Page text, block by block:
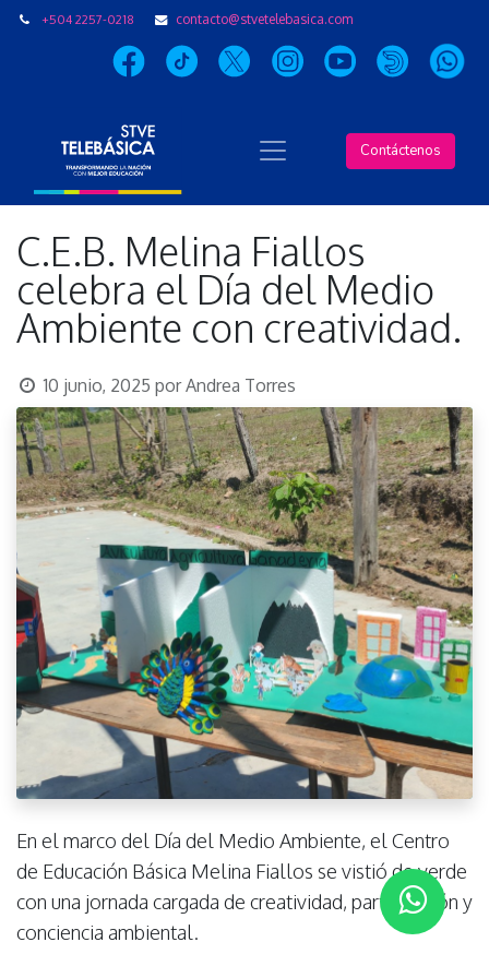
+504 2257-0218 contacto@stvetelebasica.com
Contáctenos
C.E.B. Melina Fiallos
celebra el Día del Medio
Ambiente con creatividad.
10 junio, 2025 porAndrea Torres
En el marco del Día del Medio Ambiente, el Centro
de Educación Básica Melina Fiallos se vistió de verde
con una jornada cargada de creatividad, participación y
conciencia ambiental.